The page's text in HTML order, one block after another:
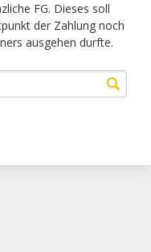
FG. Dieses soll
der Zahlung noch
ausgehen durfte.